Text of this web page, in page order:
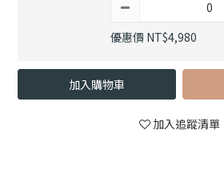
優惠價 NT$4,980
加入購物車
加入追蹤清單